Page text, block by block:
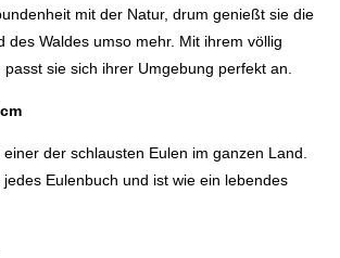
mit der Natur, drum genießt sie die
des Waldes umso mehr. Mit ihrem völlig
sie sich ihrer Umgebung perfekt an.
der schlausten Eulen im ganzen Land.
Eulenbuch und ist wie ein lebendes